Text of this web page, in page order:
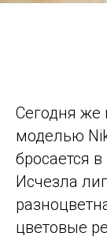
Сегодня же
моделью
бросается
Исчезла
цветовые